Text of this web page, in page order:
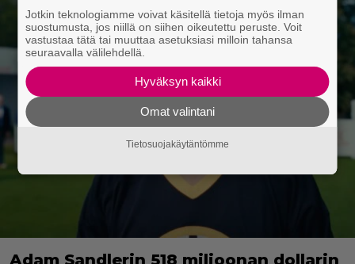
Adam Sandlerin 518 miljoonan dollarin
Jotkin teknologiamme voivat käsitellä tietoja myös ilman
suostumusta, jos niillä on siihen oikeutettu peruste. Voit
vastustaa tätä tai muuttaa asetuksiasi milloin tahansa
seuraavalla välilehdellä.
Hyväksyn kaikki
Omat valintani
Tietosuojakäytäntömme